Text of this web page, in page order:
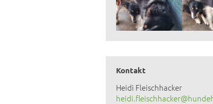
Kontakt
Heidi Fleischhacker